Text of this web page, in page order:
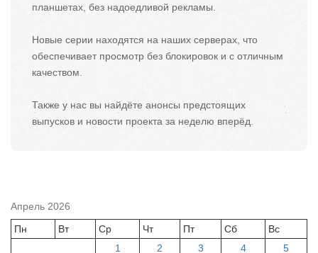
планшетах, без надоедливой рекламы.
Новые серии находятся на наших серверах, что
обеспечивает просмотр без блокировок и с отличным
качеством.
Также у нас вы найдёте анонсы предстоящих
выпусков и новости проекта за неделю вперёд.
Апрель 2026
Пн
Вт Ср Чт Пт Сб
Вс
1
2 3 4 5